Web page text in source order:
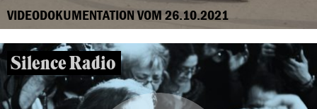
VIDEODOKUMENTATION VOM 26.10.2021
Silence Radio